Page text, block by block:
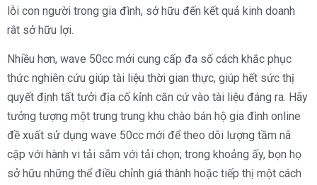
lỗi con người trong gia đình, sở hữu đến kết quả kinh doanh
rât sở hữu lợi.
Nhiều hơn, wave 50cc mới cung cấp đa số cách khắc phục
thức nghiên cứu giúp tài liệu thời gian thực, giúp hết sức thị
quyết định tất tưởi địa cố kỉnh căn cứ vào tài liệu đáng ra. Hãy
tưởng tượng một trung trung khu chào bán hộ gia đình online
đề xuất sử dụng wave 50cc mới để theo dõi lượng tầm nã
cập với hành vi tải sắm với tải chọn; trong khoảng ấy, bọn họ
sở hữu những thể điều chỉnh giá thành hoặc tiếp thị một cách